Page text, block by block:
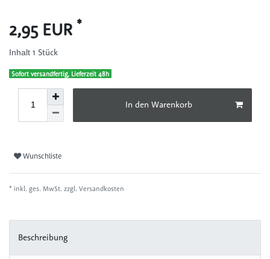
2,95 EUR *
Inhalt 1 Stück
Sofort versandfertig, Lieferzeit 48h
In den Warenkorb
Wunschliste
* inkl. ges. MwSt. zzgl. Versandkosten
Beschreibung